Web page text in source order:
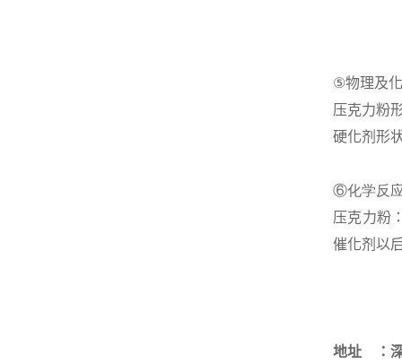
⑤物理及
压克力粉
硬化剂形
⑥化学反
压克力粉
催化剂以
地址 ：深